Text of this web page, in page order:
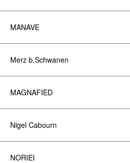
MANAVE
Merz b,Schwanen
MAGNAFIED
Nigel Cabourn
NORIEI